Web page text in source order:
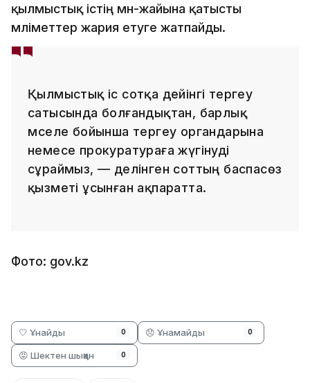
қылмыстық істің мән-жайына қатысты
мәліметтер жария етуге жатпайды.
Қылмыстық іс сотқа дейінгі тергеу
сатысында болғандықтан, барлық
мәселе бойынша тергеу органдарына
немесе прокуратураға жүгінуді
сұраймыз, — делінген соттың баспасөз
қызметі ұсынған ақпаратта.
Фото: gov.kz
🤍 Ұнайды 0 😞 Ұнамайды 0
😡 Шектен шыққан 0